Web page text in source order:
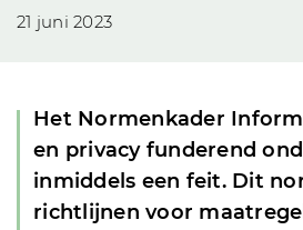
21 juni 2023
Het Normenkader
en privacy funderend
inmiddels een feit. Dit
richtlijnen voor